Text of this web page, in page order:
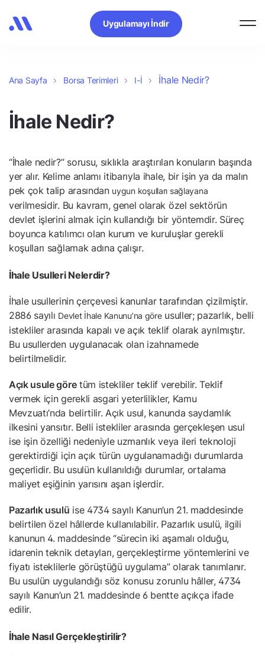
Uygulamayı İndir
Ana Sayfa Borsa Terimleri I-İ İhale Nedir?
İhale Nedir?
“İhale nedir?” sorusu, sıklıkla araştırılan konuların başında
yer alır. Kelime anlamı itibarıyla ihale, bir işin ya da malın
pek çok talip arasından uygun koşulları sağlayana
verilmesidir. Bu kavram, genel olarak özel sektörün
devlet işlerini almak için kullandığı bir yöntemdir. Süreç
boyunca katılımcı olan kurum ve kuruluşlar gerekli
koşulları sağlamak adına çalışır.
İhale Usulleri Nelerdir?
İhale usullerinin çerçevesi kanunlar tarafından çizilmiştir.
2886 sayılı Devlet İhale Kanunu’na göreusuller; pazarlık, belli
istekliler arasında kapalı ve açık teklif olarak ayrılmıştır.
Bu usullerden uygulanacak olan izahnamede
belirtilmelidir.
Açık usule göretüm istekliler teklif verebilir. Teklif
vermek için gerekli asgari yeterlilikler, Kamu
Mevzuatı’nda belirtilir. Açık usul, kanunda saydamlık
ilkesini yansıtır. Belli istekliler arasında gerçekleşen usul
ise işin özelliği nedeniyle uzmanlık veya ileri teknoloji
gerektirdiği için açık türün uygulanamadığı durumlarda
geçerlidir. Bu usulün kullanıldığı durumlar, ortalama
maliyet eşiğinin yarısını aşan işlerdir.
Pazarlık usulü ise 4734 sayılı Kanun’un 21. maddesinde
belirtilen özel hâllerde kullanılabilir. Pazarlık usulü, ilgili
kanunun 4. maddesinde “sürecin iki aşamalı olduğu,
idarenin teknik detayları, gerçekleştirme yöntemlerini ve
fiyatı isteklilerle görüştüğü uygulama” olarak tanımlanır.
Bu usulün uygulandığı söz konusu zorunlu hâller, 4734
sayılı Kanun’un 21. maddesinde 6 bentte açıkça ifade
edilir.
İhale Nasıl Gerçekleştirilir?